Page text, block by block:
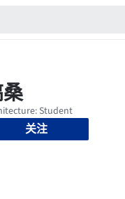
关注